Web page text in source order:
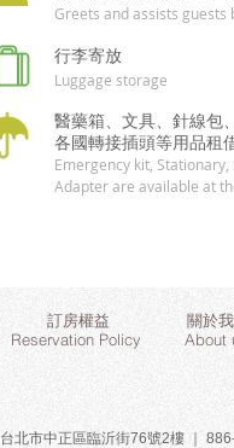
Greets and assists
行李寄放
Luggage storage
醫藥箱、文具、針線包
各國轉接插頭等用品租
Emergency kit,
Adapter are available at
About
台北市中正區臨沂街76號2樓 ｜
Reservation Policy
訂房權益 關於